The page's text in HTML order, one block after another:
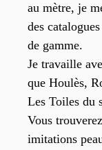
au mètre, je
des
de gamme.
Je travaille
que Houlès,
Les Toiles du
Vous
imitations